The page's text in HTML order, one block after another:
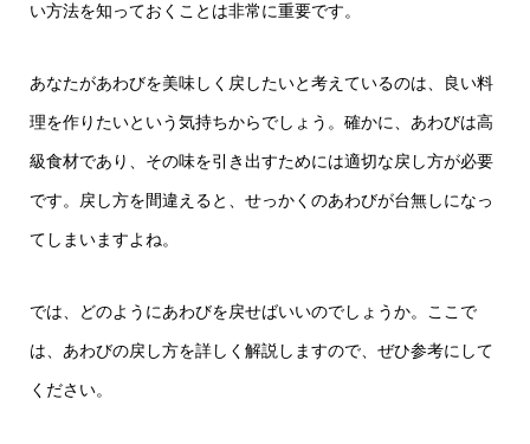
い方法を知っておくことは非常に重要です。
あなたがあわびを美味しく戻したいと考えているのは、良い料
理を作りたいという気持ちからでしょう。確かに、あわびは高
級食材であり、その味を引き出すためには適切な戻し方が必要
です。戻し方を間違えると、せっかくのあわびが台無しになっ
てしまいますよね。
では、どのようにあわびを戻せばいいのでしょうか。ここで
は、あわびの戻し方を詳しく解説しますので、ぜひ参考にして
ください。